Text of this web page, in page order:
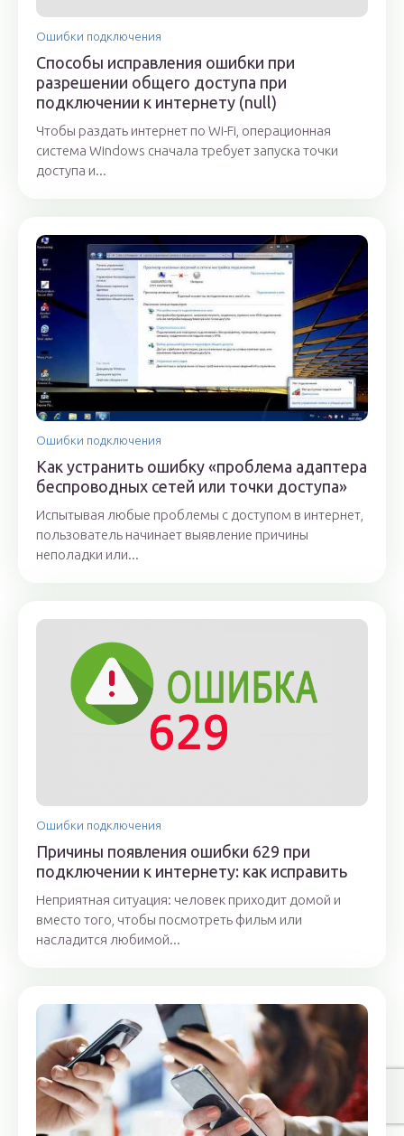
Ошибки подключения
Способы исправления ошибки при
разрешении общего доступа при
подключении к интернету (null)
Чтобы раздать интернет по Wi-Fi, операционная
система Windows сначала требует запуска точки
доступа и...
Ошибки подключения
Как устранить ошибку «проблема адаптера
беспроводных сетей или точки доступа»
Испытывая любые проблемы с доступом в интернет,
пользователь начинает выявление причины
неполадки или...
Ошибки подключения
Причины появления ошибки 629 при
подключении к интернету: как исправить
Неприятная ситуация: человек приходит домой и
вместо того, чтобы посмотреть фильм или
насладится любимой...